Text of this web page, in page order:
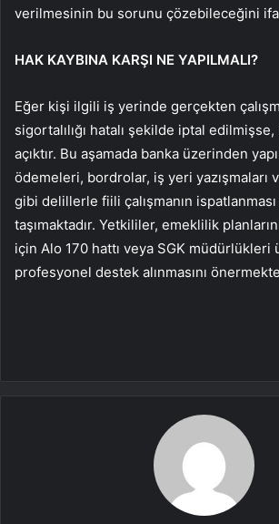
verilmesinin bu sorunu çözebileceğini
HAK KAYBINA KARŞI NE YAPILMALI?
Eğer kişi ilgili iş yerinde gerçekten
sigortalılığı hatalı şekilde iptal
açıktır. Bu aşamada banka üzerinden
ödemeleri, bordrolar, iş yeri yazışmaları
gibi delillerle fiili çalışmanın
taşımaktadır. Yetkililer, emeklilik
için Alo 170 hattı veya SGK müdürlükleri
profesyonel destek alınmasını